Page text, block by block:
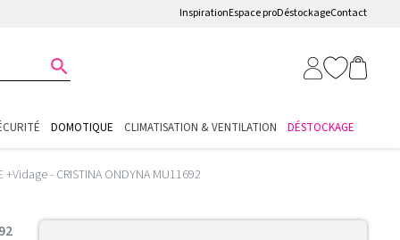
InspirationEspace proDéstockageContact

DOMOTIQUE CLIMATISATION & VENTILATION DÉSTOCKAGE
+Vidage - CRISTINA ONDYNA MU11692